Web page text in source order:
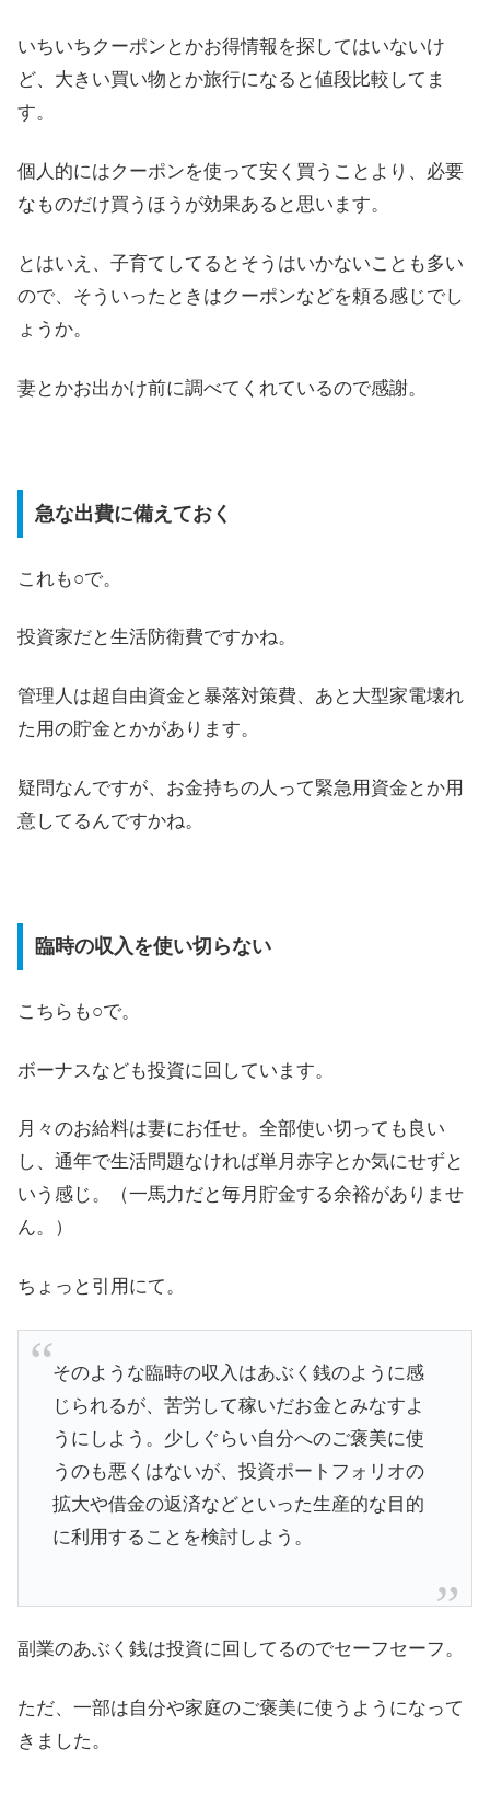
いちいちクーポンとかお得情報を探してはいないけ
ど、大きい買い物とか旅行になると値段比較してま
す。
個人的にはクーポンを使って安く買うことより、必要
なものだけ買うほうが効果あると思います。
とはいえ、子育てしてるとそうはいかないことも多い
ので、そういったときはクーポンなどを頼る感じでし
ょうか。
妻とかお出かけ前に調べてくれているので感謝。
急な出費に備えておく
これも○で。
投資家だと生活防衛費ですかね。
管理人は超自由資金と暴落対策費、あと大型家電壊れ
た用の貯金とかがあります。
疑問なんですが、お金持ちの人って緊急用資金とか用
意してるんですかね。
臨時の収入を使い切らない
こちらも○で。
ボーナスなども投資に回しています。
月々のお給料は妻にお任せ。全部使い切っても良い
し、通年で生活問題なければ単月赤字とか気にせずと
いう感じ。（一馬力だと毎月貯金する余裕がありませ
ん。）
ちょっと引用にて。
そのような臨時の収入はあぶく銭のように感
じられるが、苦労して稼いだお金とみなすよ
うにしよう。少しぐらい自分へのご褒美に使
うのも悪くはないが、投資ポートフォリオの
拡大や借金の返済などといった生産的な目的
に利用することを検討しよう。
副業のあぶく銭は投資に回してるのでセーフセーフ。
ただ、一部は自分や家庭のご褒美に使うようになって
きました。